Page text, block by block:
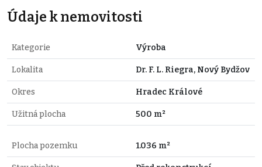
Údaje k nemovitosti
Kategorie Výroba
Lokalita Dr. F. L. Riegra, Nový Bydžov
Okres Hradec Králové
Užitná plocha 500 m²
Plocha pozemku 1.036 m²